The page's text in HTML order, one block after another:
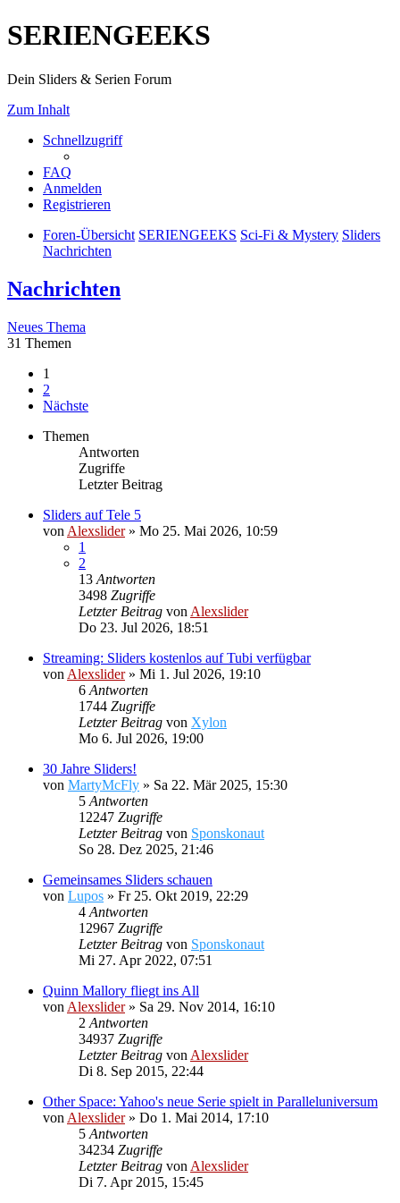
SERIENGEEKS
Dein Sliders & Serien Forum
Zum Inhalt
Schnellzugriff
FAQ
Anmelden
Registrieren
Foren-Übersicht SERIENGEEKS Sci-Fi & Mystery Sliders
Nachrichten
Nachrichten
Neues Thema
31 Themen
1
2
Nächste
Themen
Antworten
Zugriffe
Letzter Beitrag
Sliders auf Tele 5
von Alexslider» Mo 25. Mai 2026, 10:59
1
2
13 Antworten
3498 Zugriffe
Letzter Beitrag von Alexslider
Do 23. Jul 2026, 18:51
Streaming: Sliders kostenlos auf Tubi verfügbar
von Alexslider» Mi 1. Jul 2026, 19:10
6 Antworten
1744 Zugriffe
Letzter Beitrag von Xylon
Mo 6. Jul 2026, 19:00
30 Jahre Sliders!
von MartyMcFly » Sa 22. Mär 2025, 15:30
5 Antworten
12247 Zugriffe
Letzter Beitrag von Sponskonaut
So 28. Dez 2025, 21:46
Gemeinsames Sliders schauen
von Lupos » Fr 25. Okt 2019, 22:29
4 Antworten
12967 Zugriffe
Letzter Beitrag von Sponskonaut
Mi 27. Apr 2022, 07:51
Quinn Mallory fliegt ins All
von Alexslider» Sa 29. Nov 2014, 16:10
2 Antworten
34937 Zugriffe
Letzter Beitrag von Alexslider
Di 8. Sep 2015, 22:44
Other Space: Yahoo's neue Serie spielt in Paralleluniversum
von Alexslider» Do 1. Mai 2014, 17:10
5 Antworten
34234 Zugriffe
Letzter Beitrag von Alexslider
Di 7. Apr 2015, 15:45